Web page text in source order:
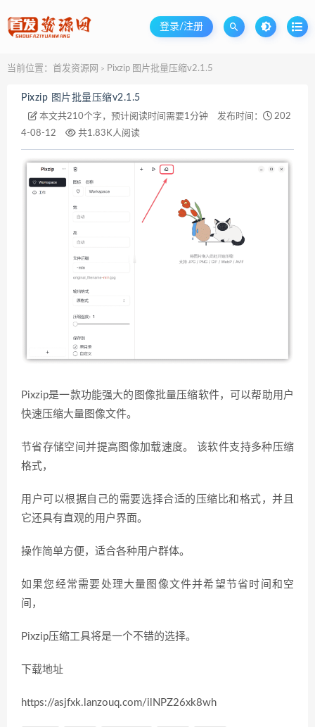
登录/注册
当前位置： 首发资源网 > Pixzip 图片批量压缩v2.1.5
Pixzip 图片批量压缩v2.1.5
本文共210个字，预计阅读时间需要1分钟 发布时间：
202
4-08-12
共1.83K人阅读
Pixzip是一款功能强大的图像批量压缩软件，可以帮助用户
快速压缩大量图像文件。
节省存储空间并提高图像加载速度。 该软件支持多种压缩
格式，
用户可以根据自己的需要选择合适的压缩比和格式，并且
它还具有直观的用户界面。
操作简单方便，适合各种用户群体。
如果您经常需要处理大量图像文件并希望节省时间和空
间，
Pixzip压缩工具将是一个不错的选择。
下载地址
https://asjfxk.lanzouq.com/ilNPZ26xk8wh